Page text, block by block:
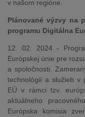
v našom regióne.
Plánované výzvy na
programu Digitálna
12. 02. 2024 -
Európskej únie pre
a spoločnosti.
technológií a služieb v
EÚ v rámci tzv.
aktuálneho
Európska komisia